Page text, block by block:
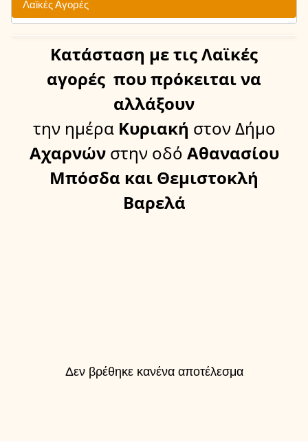
Λαϊκές Αγορές
Κατάσταση με τις Λαϊκές
αγορές που πρόκειται να
αλλάξουν
την ημέραΚυριακή στον Δήμο
Αχαρνών στην οδό Αθανασίου
Μπόσδα και Θεμιστοκλή
Βαρελά
Δεν βρέθηκε κανένα αποτέλεσμα